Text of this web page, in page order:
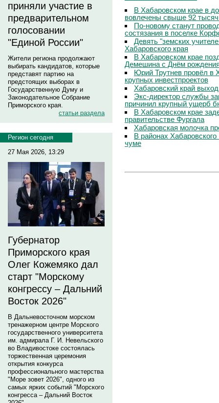
приняли участие в
предварительном
голосовании
"Единой России"
Жители региона продолжают
выбирать кандидатов, которые
представят партию на
предстоящих выборах в
Государственную Думу и
Законодательное Собрание
Приморского края.
статьи раздела
Регион сегодня
27 Мая 2026, 13:29
Губернатор
Приморского края
Олег Кожемяко дал
старт "Морскому
конгрессу – Дальний
Восток 2026"
В Дальневосточном морском
тренажерном центре Морского
государственного университета
им. адмирала Г. И. Невельского
во Владивостоке состоялась
торжественная церемония
открытия конкурса
профессионального мастерства
"Море зовет 2026", одного из
самых ярких событий "Морского
конгресса – Дальний Восток
В Хабаровском крае в
вовлечены свыше 92 тысяч
По-новому станут
состязания в поселке
Девять "земских
Хабаровского края
В Хабаровском крае
Демешина с Днём
Юрий Трутнев провёл в
крупных инвестпроектов
Хабаровский край
Экс-директор службы
причинил крупный ущерб
В Хабаровском крае
правительстве Фургала
Хабаровская молочка
В районах
чуме